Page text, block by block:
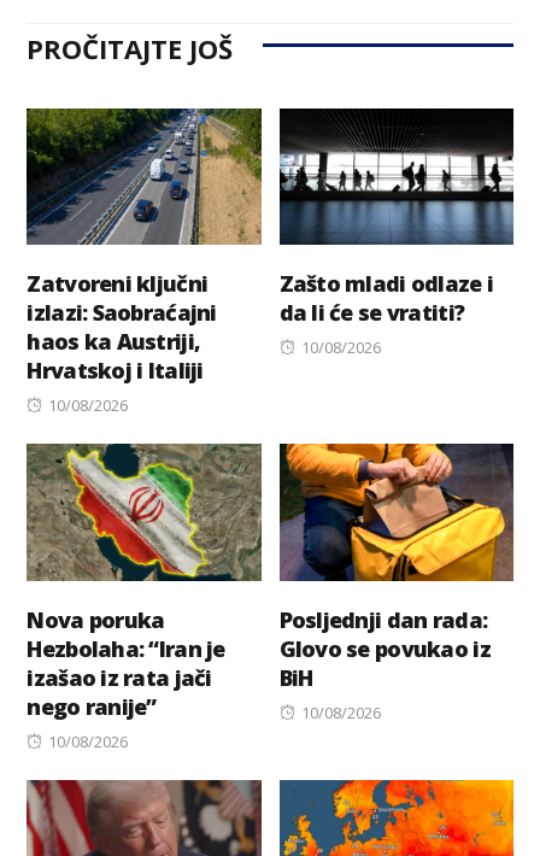
PROČITAJTE JOŠ
Zatvoreni ključni
izlazi: Saobraćajni
haos ka Austriji,
Hrvatskoj i Italiji
Posted
10/08/2026
Zašto mladi odlaze i
da li će se vratiti?
Posted
10/08/2026
Nova poruka
Hezbolaha: “Iran je
izašao iz rata jači
nego ranije”
Posted
10/08/2026
Posljednji dan rada:
Glovo se povukao iz
BiH
Posted
10/08/2026